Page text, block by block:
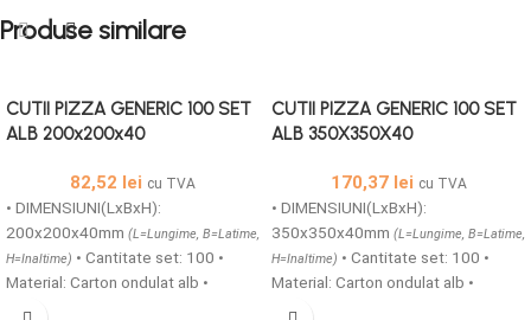
Produse similare
CUTII PIZZA GENERIC 100 SET
ALB 200x200x40
82,52 lei cu TVA
• DIMENSIUNI(LxBxH):
200x200x40mm (L=Lungime, B=Latime,
H=Inaltime) • Cantitate set: 100 •
Material: Carton ondulat alb •
CUTII PIZZA GENERIC 100 SET
ALB 350X350X40
170,37 lei cu TVA
• DIMENSIUNI(LxBxH):
350x350x40mm (L=Lungime, B=Latime,
H=Inaltime) • Cantitate set: 100 •
Material: Carton ondulat alb •